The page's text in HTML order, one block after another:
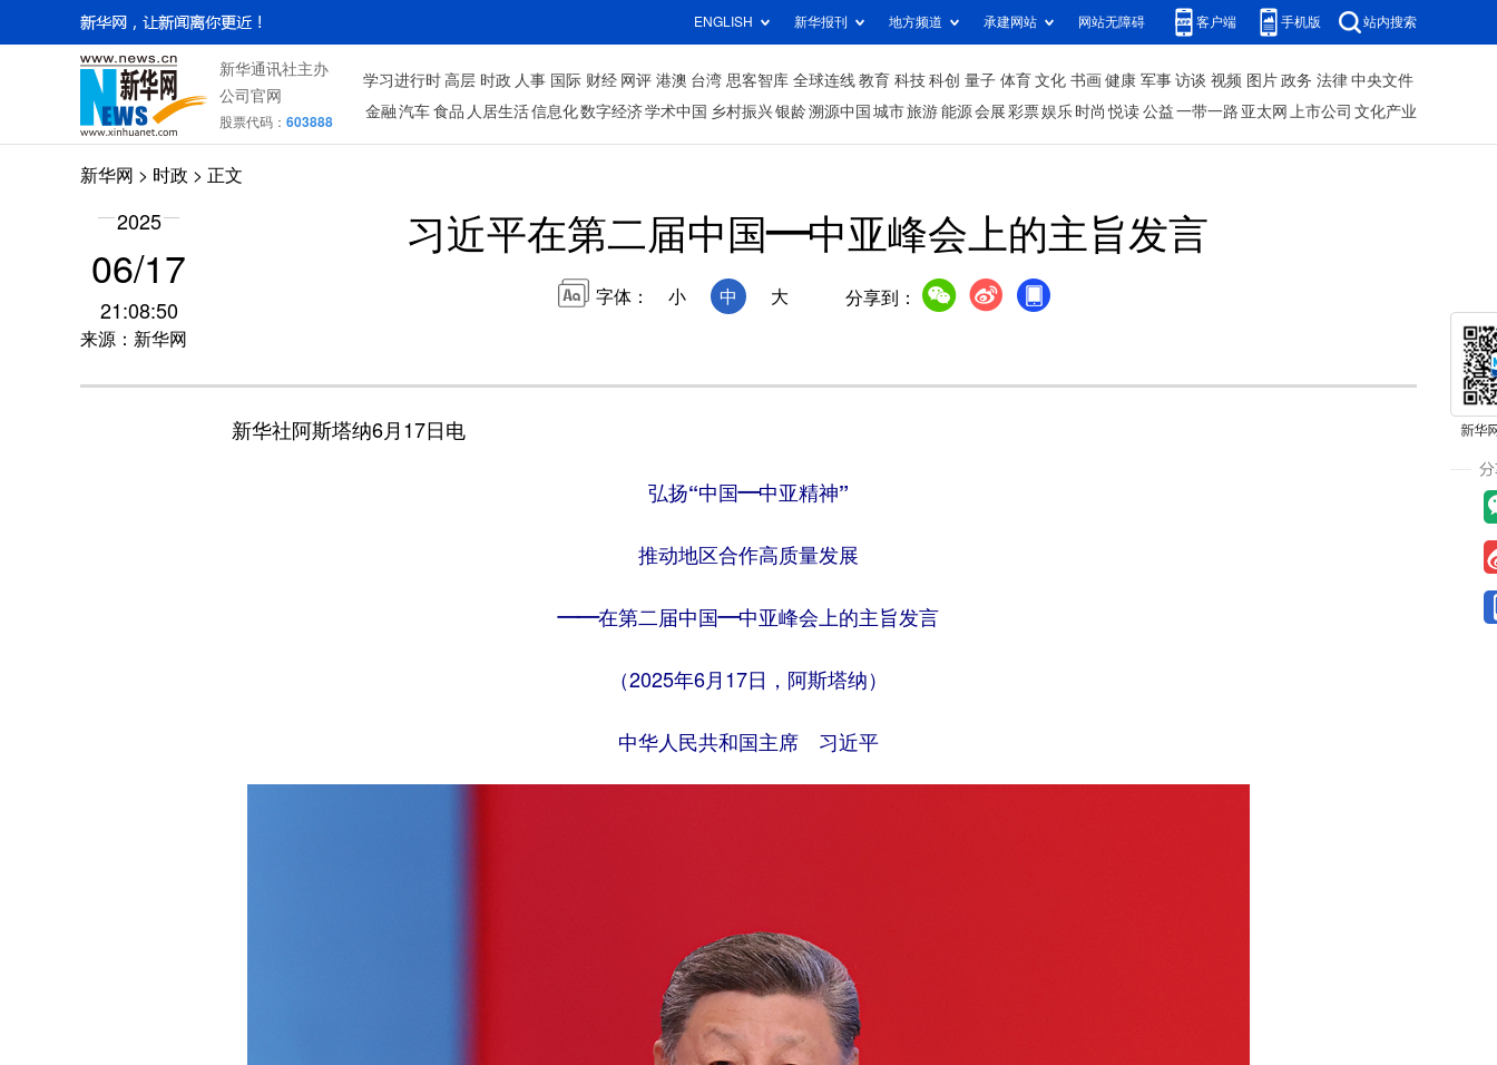
ENGLISH 新华报刊 地方频道 承建网站 网站无障碍 客户端 手机版 站内搜索
新华通讯社主办
公司官网
股票代码： 603888
学习进行时 高层 时政 人事 国际 财经 网评 港澳 台湾 思客智库 全球连线 教育 科技 科创 量子 体育 文化 书画 健康 军事 访谈 视频 图片 政务 法律 中央文件
金融 汽车 食品 人居生活信息化数字经济学术中国 乡村振兴银龄溯源中国 城市旅游 能源 会展 彩票娱乐 时尚 悦读 公益 一带一路 亚太网 上市公司 文化产业
新华网 > 时政 > 正文
2025
06/17
21:08:50
来源：新华网
习近平在第二届中国—中亚峰会上的主旨发言
字体： 小 中 大 分享到：
新华社阿斯塔纳6月17日电
弘扬“中国—中亚精神”
推动地区合作高质量发展
——在第二届中国—中亚峰会上的主旨发言
（2025年6月17日，阿斯塔纳）
中华人民共和国主席 习近平